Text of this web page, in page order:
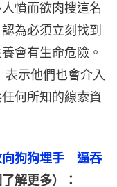
憤而欲肉搜這名
為必須立刻找到
會有生命危險。
表示他們也會介入
何所知的線索資
狗狗埋手　逼吞
解更多）：